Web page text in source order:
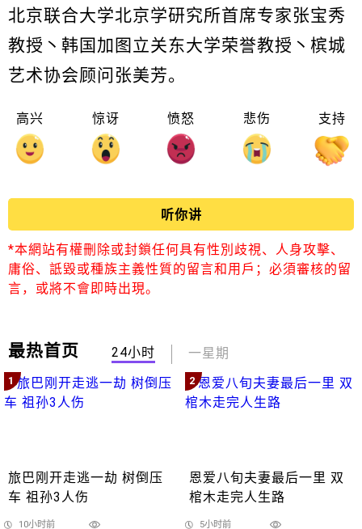
北京联合大学北京学研究所首席专家张宝秀
教授丶韩国加图立关东大学荣誉教授丶槟城
艺术协会顾问张美芳。
高兴 惊讶 愤怒 悲伤 支持
听你讲
*本網站有權刪除或封鎖任何具有性別歧視、人身攻擊、
庸俗、詆毀或種族主義性質的留言和用戶；必須審核的留
言，或將不會即時出現。
最热首页 24小时 一星期
1
旅巴刚开走逃一劫 树倒压
车 祖孙3人伤
10小时前
2
恩爱八旬夫妻最后一里 双
棺木走完人生路
5小时前